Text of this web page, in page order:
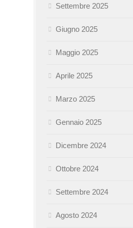
Settembre 2025
Giugno 2025
Maggio 2025
Aprile 2025
Marzo 2025
Gennaio 2025
Dicembre 2024
Ottobre 2024
Settembre 2024
Agosto 2024